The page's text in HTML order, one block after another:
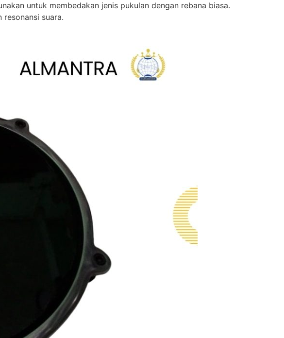
untuk membedakan jenis pukulan dengan rebana biasa.
suara.